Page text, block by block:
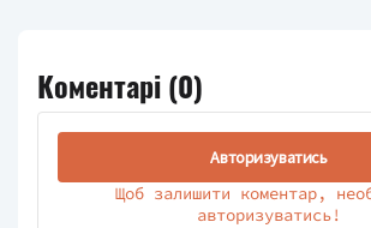
Коментарі (0)
Щоб залишити коментар,
авторизуватись!
Авторизуватись